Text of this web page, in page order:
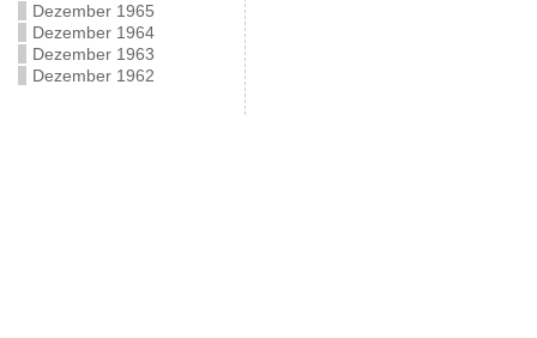
Dezember 1965
Dezember 1964
Dezember 1963
Dezember 1962